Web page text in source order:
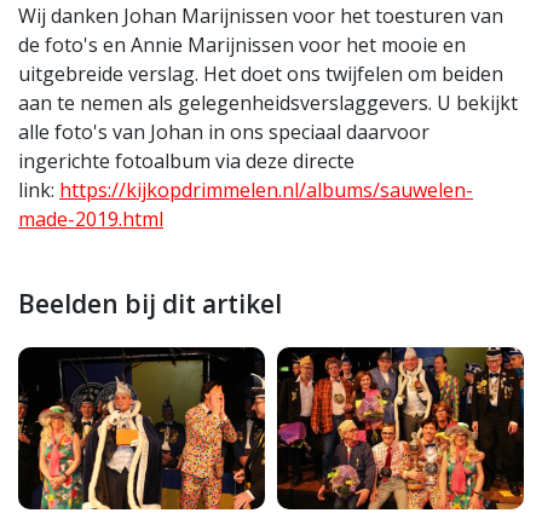
Wij danken Johan Marijnissen voor het toesturen van
de foto's en Annie Marijnissen voor het mooie en
uitgebreide verslag. Het doet ons twijfelen om beiden
aan te nemen als gelegenheidsverslaggevers. U bekijkt
alle foto's van Johan in ons speciaal daarvoor
ingerichte fotoalbum via deze directe
link: https://kijkopdrimmelen.nl/albums/sauwelen-
made-2019.html
Beelden bij dit artikel